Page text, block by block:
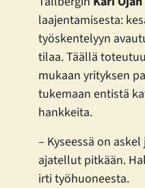
laajentamisesta:
työskentelyyn
tilaa. Täällä
mukaan yrityksen
tukemaan entistä
hankkeita.
– Kyseessä on
ajatellut pitkään.
irti työhuoneesta.